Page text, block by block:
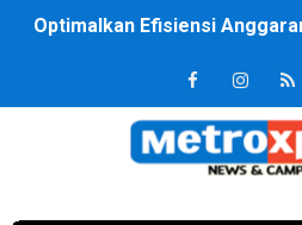
PT ASDP Cabang Ambon
Saadiah Uluputty Buka
4 Dokter Asal Nias Barat